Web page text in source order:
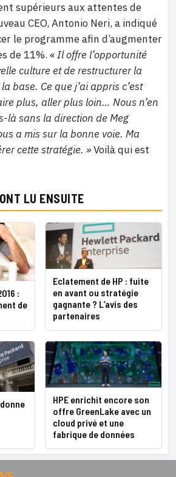
supérieurs aux attentes de
CEO, Antonio Neri, a indiqué
le programme afin d’augmenter
de 11%. « Il offre l’opportunité
culture et de restructurer la
base. Ce que j’ai appris c’est
plus, aller plus loin… Nous n’en
là sans la direction de Meg
a mis sur la bonne voie. Ma
cette stratégie. »Voilà qui est
LU ENSUITE
:
de
Eclatement de HP : fuite
en avant ou stratégie
gagnante ? L’avis des
partenaires
HPE enrichit encore son
offre GreenLake avec un
cloud privé et une
fabrique de données